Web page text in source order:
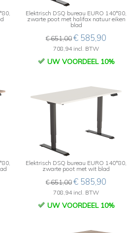
Elektrisch DSQ bureau EURO 140*80,
zwarte poot met halifax natuur eiken
blad
€ 651,00€ 585,90
708,94 incl. BTW
UW VOORDEEL 10%
Elektrisch DSQ bureau EURO 140*80,
zwarte poot met wit blad
€ 651,00€ 585,90
708,94 incl. BTW
UW VOORDEEL 10%